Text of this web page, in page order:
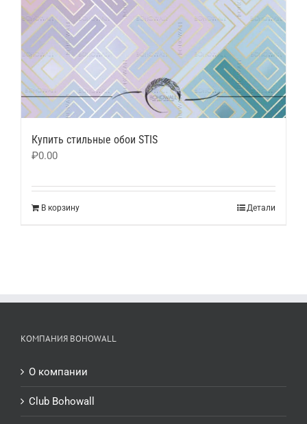
Купить стильные обои STIS
₽0.00
В корзину Детали
КОМПАНИЯ BOHOWALL
О компании
Club Bohowall